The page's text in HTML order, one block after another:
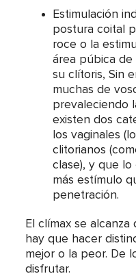
Estimulación
postura coital
roce o la
área púbica
su clítoris, Sin
muchas de
prevaleciendo
existen dos
los vaginales
clitorianos
clase), y que
más estímulo
penetración.
El clímax se
hay que hacer
mejor o la peor. De
disfrutar.